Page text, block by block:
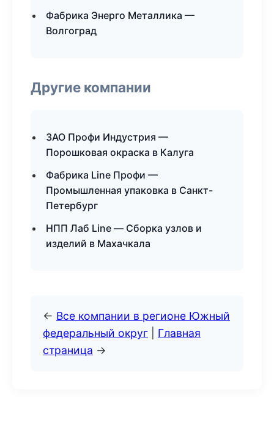
Фабрика Энерго Металлика —
Волгоград
Другие компании
ЗАО Профи Индустрия —
Порошковая окраска в Калуга
Фабрика Line Профи —
Промышленная упаковка в Санкт-
Петербург
НПП Лаб Line — Сборка узлов и
изделий в Махачкала
← Все компании в регионе Южный
федеральный округ
Главная
страница →